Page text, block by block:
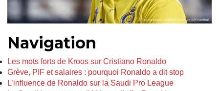
Navigation
Les mots forts de Kroos sur Cristiano Ronaldo
Grève, PIF et salaires : pourquoi Ronaldo a dit stop
L’influence de Ronaldo sur la Saudi Pro League